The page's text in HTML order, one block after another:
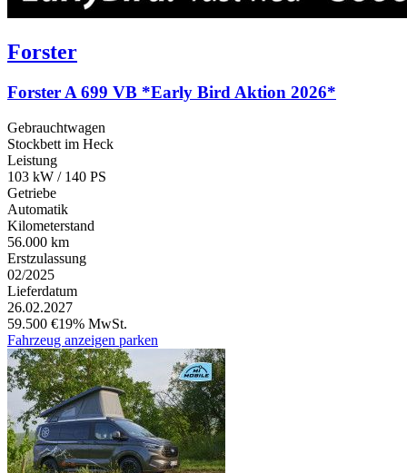
Forster
Forster A 699 VB *Early Bird Aktion 2026*
Gebrauchtwagen
Stockbett im Heck
Leistung
103 kW / 140 PS
Getriebe
Automatik
Kilometerstand
56.000 km
Erstzulassung
02/2025
Lieferdatum
26.02.2027
59.500 €19% MwSt.
Fahrzeug anzeigen parken